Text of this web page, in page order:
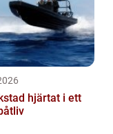
i ett